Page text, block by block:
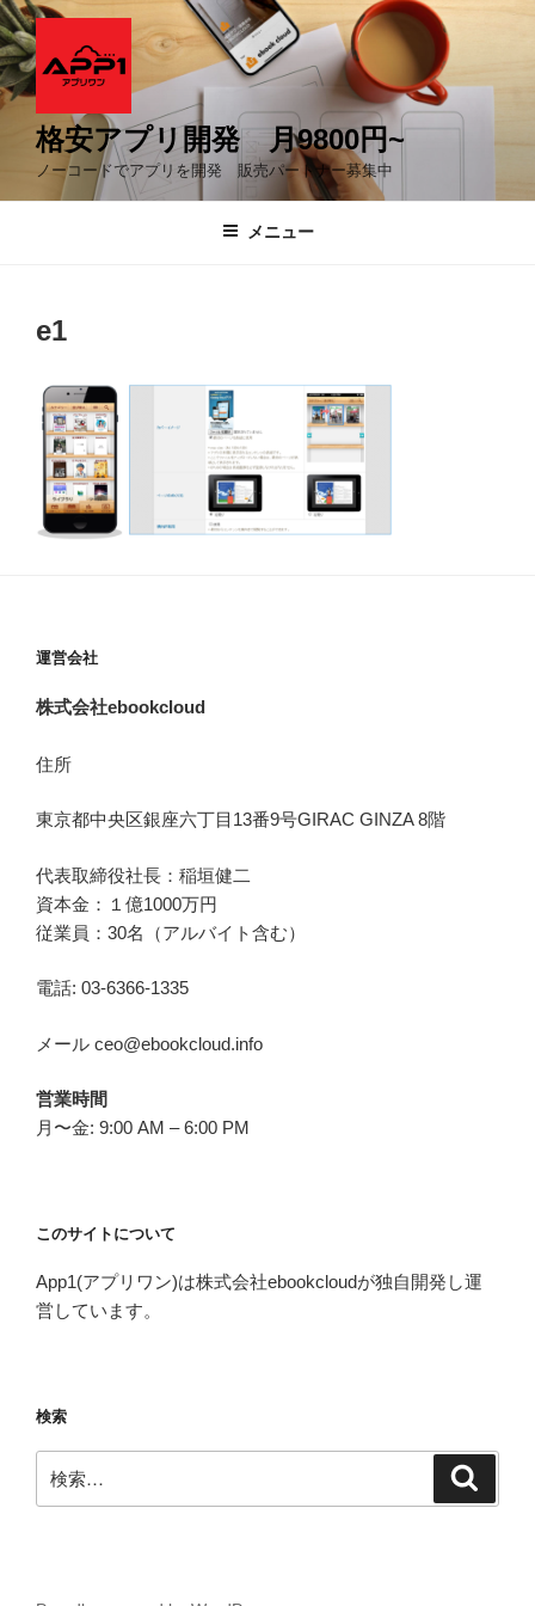
コ
ン
テ
ン
格安アプリ開発 月9800円~
ノーコードでアプリを開発 販売パートナー募集中
メニュー
e1
運営会社
株式会社ebookcloud
住所
東京都中央区銀座六丁目 13番9号GIRAC GINZA 8階
代表取締役社長：稲垣健二
資本金：１億1000万円
従業員：30名（アルバイト含む）
電話: 03-6366-1335
メール ceo@ebookcloud.info
営業時間
月〜金: 9:00 AM – 6:00 PM
このサイトについて
App1(アプリワン)は株式会社ebookcloudが独自開発し運
営しています。
検索
索: